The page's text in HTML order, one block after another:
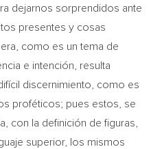
dejarnos sorprendidos ante
presentes y cosas
como es un tema de
e intención, resulta
discernimiento, como es
proféticos; pues estos, se
con la definición de figuras,
superior, los mismos